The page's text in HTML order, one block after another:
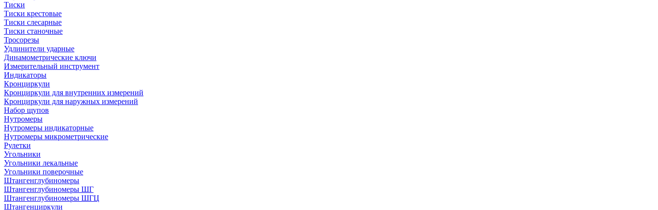
Тиски
Тиски крестовые
Тиски слесарные
Тиски станочные
Тросорезы
Удлинители ударные
Динамометрические ключи
Измерительный инструмент
Индикаторы
Кронциркули
Кронциркули для внутренних измерений
Кронциркули для наружных измерений
Набор щупов
Нутромеры
Нутромеры индикаторные
Нутромеры микрометрические
Рулетки
Угольники
Угольники лекальные
Угольники поверочные
Штангенглубиномеры
Штангенглубиномеры ШГ
Штангенглубиномеры ШГЦ
Штангенциркули